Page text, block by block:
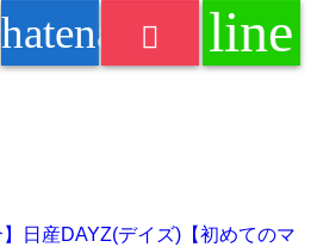
hatenabookmark
line
】日産DAYZ(デイズ)【初めてのマ